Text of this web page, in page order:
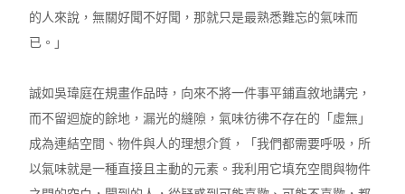
的人來說，無關好聞不好聞，那就只是最熟悉難忘的氣味而
已。」
誠如吳瑋庭在規畫作品時，向來不將一件事平鋪直敘地講完，
而不留迴旋的餘地，漏光的縫隙，氣味彷彿不存在的「虛無」
成為連結空間、物件與人的理想介質，「我們都需要呼吸，所
以氣味就是一種直接且主動的元素。我利用它填充空間與物件